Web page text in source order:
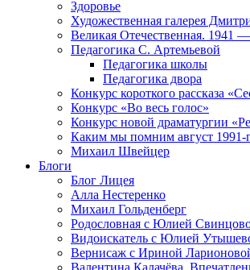
Здоровье
Художественная галерея
Великая Отечественная. 1941
Педагогика С. Артемьевой
Педагогика школы
Педагогика двора
Конкурс короткого рассказа
Конкурс «Во весь голос»
Конкурс новой драматургии
Каким мы помним август
Михаил Швейцер
Блоги
Блог Лицея
Алла Нестеренко
Михаил Гольденберг
Родословная с Юлией
Видоискатель с Юлией
Вернисаж с Ириной